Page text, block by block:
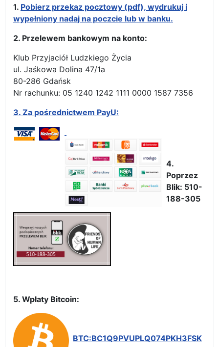
1. Pobierz przekaz pocztowy (pdf), wydrukuj i
wypełniony nadaj na poczcie lub w banku.
2. Przelewem bankowym na konto:
Klub Przyjaciół Ludzkiego Życia
ul. Jaśkowa Dolina 47/1a
80-286 Gdańsk
Nr rachunku: 05 1240 1242 1111 0000 1587 7356
3. Za pośrednictwem PayU:
4.
Poprzez
Blik: 510-
188-305
5. Wpłaty Bitcoin:
BTC:BC1Q9PVUPLQ074PKH3FSK